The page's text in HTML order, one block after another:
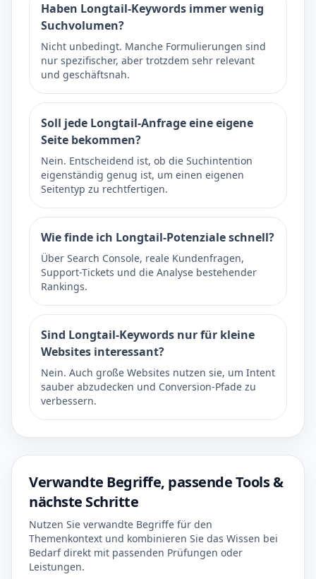
Haben Longtail-Keywords immer wenig
Suchvolumen?
Nicht unbedingt. Manche Formulierungen sind
nur spezifischer, aber trotzdem sehr relevant
und geschäftsnah.
Soll jede Longtail-Anfrage eine eigene
Seite bekommen?
Nein. Entscheidend ist, ob die Suchintention
eigenständig genug ist, um einen eigenen
Seitentyp zu rechtfertigen.
Wie finde ich Longtail-Potenziale schnell?
Über Search Console, reale Kundenfragen,
Support-Tickets und die Analyse bestehender
Rankings.
Sind Longtail-Keywords nur für kleine
Websites interessant?
Nein. Auch große Websites nutzen sie, um Intent
sauber abzudecken und Conversion-Pfade zu
verbessern.
Verwandte Begriffe, passende Tools &
nächste Schritte
Nutzen Sie verwandte Begriffe für den
Themenkontext und kombinieren Sie das Wissen bei
Bedarf direkt mit passenden Prüfungen oder
Leistungen.